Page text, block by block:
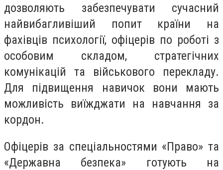
дозволяють забезпечувати сучасний
найвибагливіший попит країни на
фахівців психології, офіцерів по роботі з
особовим складом, стратегічних
комунікацій та військового перекладу.
Для підвищення навичок вони мають
можливість виїжджати на навчання за
кордон.
Офіцерів за спеціальностями «Право» та
«Державна безпека» готують на